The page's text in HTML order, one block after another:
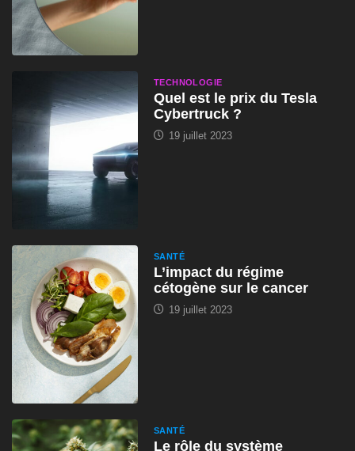
TECHNOLOGIE
Quel est le prix du Tesla
Cybertruck ?
19 juillet 2023
SANTÉ
L’impact du régime
cétogène sur le cancer
19 juillet 2023
SANTÉ
Le rôle du système